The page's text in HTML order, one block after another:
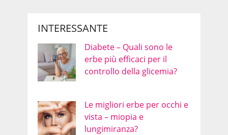
INTERESSANTE
Diabete – Quali sono le
erbe più efficaci per il
controllo della glicemia?
Le migliori erbe per occhi e
vista – miopia e
lungimiranza?